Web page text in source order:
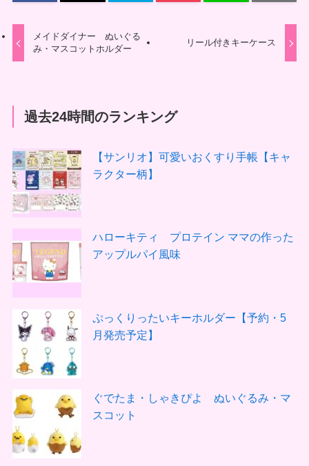
メイドダイナー ぬいぐる
み・マスコットホルダー
リール付きキーケース
過去24時間のランキング
【サンリオ】可愛いおくすり手帳【キャ
ラクター柄】
ハローキティ プロテイン ママの作った
アップルパイ風味
ぷっくりったいキーホルダー【予約・5
月発売予定】
ぐでたま・しゃきぴよ ぬいぐるみ・マ
スコット